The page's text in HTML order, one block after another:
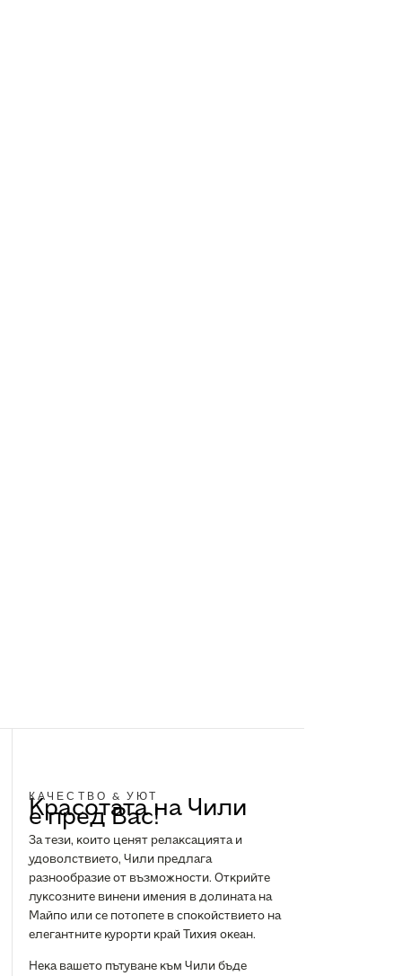
КАЧЕСТВО & УЮТ
Красотата на Чили
е пред Вас!
За тези, които ценят релаксацията и
удоволствието, Чили предлага
разнообразие от възможности. Открийте
луксозните винени имения в долината на
Майпо или се потопете в спокойствието на
елегантните курорти край Тихия океан.
Нека вашето пътуване към Чили бъде